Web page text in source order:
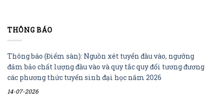
THÔNG BÁO
Thông báo (Điểm sàn): Nguồn xét tuyển đầu vào, ngưỡng
đảm bảo chất lượng đầu vào và quy tắc quy đổi tương đương
các phương thức tuyển sinh đại học năm 2026
14-07-2026